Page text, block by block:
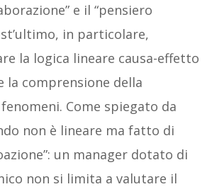
e il “pensiero
in particolare,
la logica lineare causa-effetto
la comprensione della
Come spiegato da
non è lineare ma fatto di
un manager dotato di
non si limita a valutare il